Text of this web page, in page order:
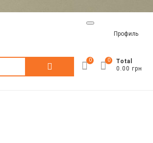
Профиль
Искать: 0
Total
0.00 грн
0